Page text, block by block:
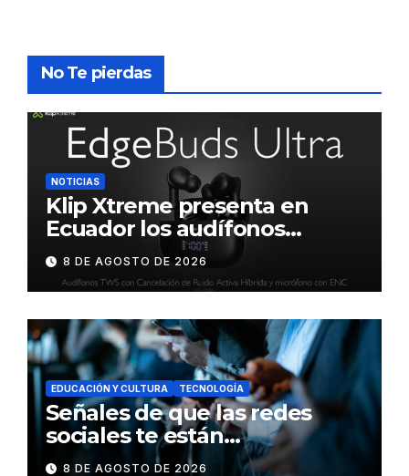
No Te pierdas
NOTICIAS
Klip Xtreme presenta en
Ecuador los audífonos
DynaBuds con sonido
inteligente y control táctil
8 DE AGOSTO DE 2026
EDUCACIÓN Y CULTURA TECNOLOGÍA
Señales de que las redes
sociales te están
consumiendo
8 DE AGOSTO DE 2026